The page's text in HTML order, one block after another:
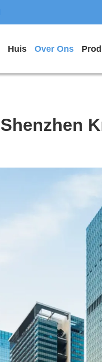
Huis Over Ons
Shenzhen